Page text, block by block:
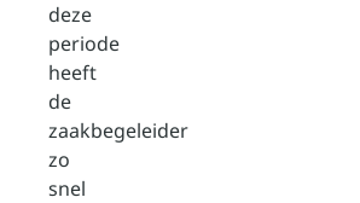
deze
periode
heeft
de
zaakbegeleider
zo
snel